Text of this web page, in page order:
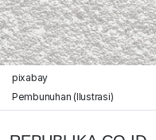
pixabay
Pembunuhan (Ilustrasi)